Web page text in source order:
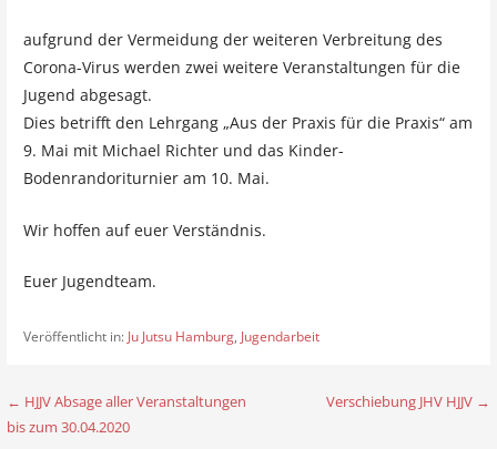
aufgrund der Vermeidung der weiteren Verbreitung des
Corona-Virus werden zwei weitere Veranstaltungen für die
Jugend abgesagt.
Dies betrifft den Lehrgang „Aus der Praxis für die Praxis“ am
9. Mai mit Michael Richter und das Kinder-
Bodenrandoriturnier am 10. Mai.
Wir hoffen auf euer Verständnis.
Euer Jugendteam.
Veröffentlicht in: Ju Jutsu Hamburg, Jugendarbeit
B
← HJJV Absage aller Veranstaltungen
bis zum 30.04.2020
Verschiebung JHV HJJV →